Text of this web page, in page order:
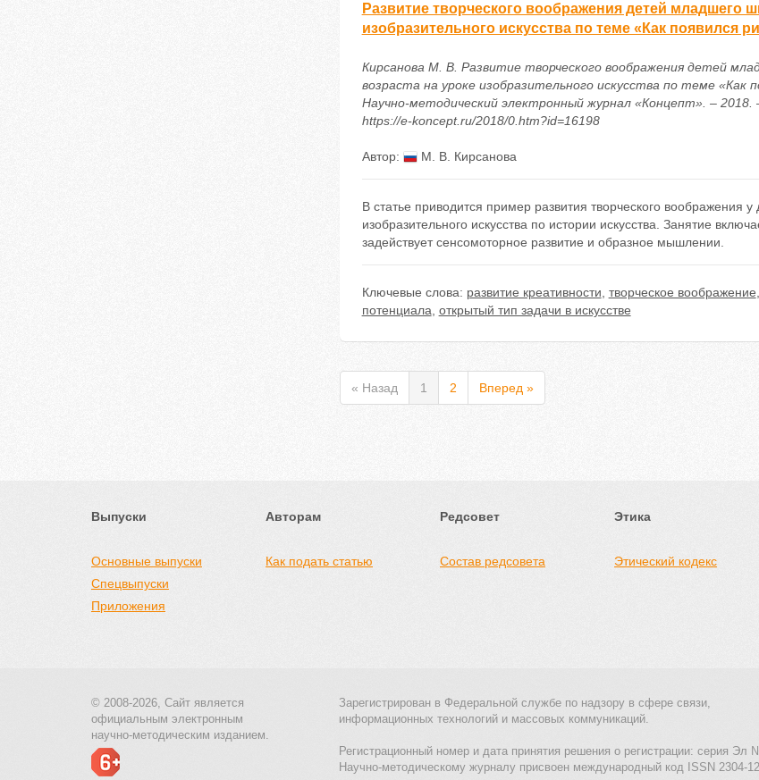
Развитие творческого воображения детей младшего
изобразительного искусства по теме «Как появился
Кирсанова М. В. Развитие творческого воображения детей
возраста на уроке изобразительного искусства по теме «Как
Научно-методический электронный журнал «Концепт». – 2018.
https://e-koncept.ru/2018/0.htm?id=16198
Автор: М. В. Кирсанова
В статье приводится пример развития творческого воображения
изобразительного искусства по истории искусства. Занятие
задействует сенсомоторное развитие и образное мышлении.
Ключевые слова: развитие креативности творческое воображение
потенциала открытый тип задачи в искусстве
« Назад 1 2 Вперед »
Выпуски
Основные выпуски
Спецвыпуски
Приложения
Авторам
Как подать статью
Редсовет
Состав редсовета
Этика
Этический кодекс
© 2008-2026, Сайт является
официальным электронным
научно-методическим изданием.
Зарегистрирован в Федеральной службе по надзору в сфере связи,
информационных технологий и массовых коммуникаций.
Регистрационный номер и дата принятия решения о регистрации: серия
Научно-методическому журналу присвоен международный код ISSN 2304-